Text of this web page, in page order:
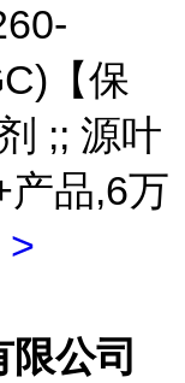
【保
;; 源叶
产品,6万
>
公司